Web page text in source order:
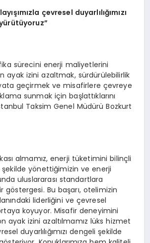
çevresel duyarlılığımızı
sürecini enerji maliyetlerini
ayak izini azaltmak, sürdürülebilirlik
geçirmek ve misafirlere çevreye
sunmak için başlattıklarını
Taksim Genel Müdürü Bozkurt
almamız, enerji tüketimini bilinçli
yönettiğimizin ve enerji
uluslararası standartlara
göstergesi. Bu başarı, otelimizin
liderliğini ve çevresel
koyuyor. Misafir deneyimini
ayak izini azaltılmamız lüks hizmet
duyarlılığımızı dengeli şekilde